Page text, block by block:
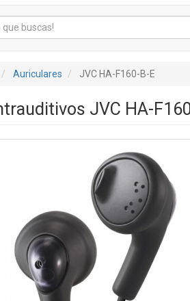
Auriculares JVC HA-F160-B-E
JVC HA-